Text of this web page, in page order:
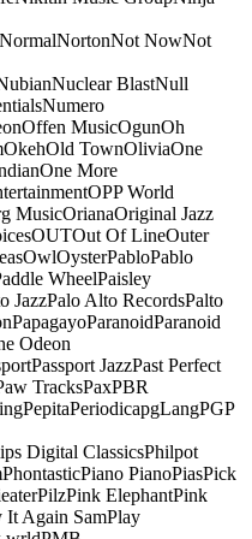
NormalNortonNot NowNot
Nuclear BlastNull
Numero
Offen MusicOgunOh
OkehOld TownOliviaOne
One More
OPP World
MusicOrianaOriginal Jazz
OUTOut Of LineOuter
OwlOysterPabloPablo
WheelPaisley
JazzPalo Alto RecordsPalto
PapagayoParanoidParanoid
Odeon
Passport JazzPast Perfect
TracksPaxPBR
PepitaPeriodicapgLangPGP
Digital ClassicsPhilpot
PhontasticPiano PianoPiasPick
PilzPink ElephantPink
It Again SamPlay